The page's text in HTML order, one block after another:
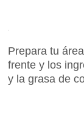
Prepara tu
frente y los
y la grasa de